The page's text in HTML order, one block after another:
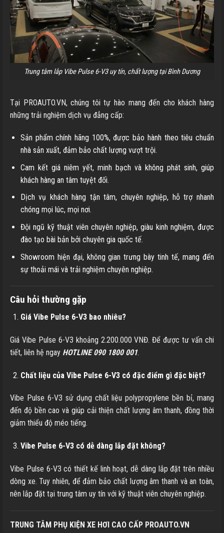
Trung tâm lắp Vibe Pulse 6-V3 uy tín, chất lượng tại Bình Dương
Tại PROAUTO.VN, chúng tôi tự hào mang đến cho khách hàng
những trải nghiệm dịch vụ đẳng cấp:
Sản phẩm chính hãng 100%, được bảo hành theo tiêu chuẩn
nhà sản xuất, đảm bảo chất lượng vượt trội.
Cam kết giá niêm yết, minh bạch và không phát sinh, giúp
khách hàng an tâm tuyệt đối.
Dịch vụ khách hàng tận tâm, chuyên nghiệp, hỗ trợ nhanh
chóng mọi lúc, mọi nơi.
Đội ngũ kỹ thuật viên chuyên nghiệp, giàu kinh nghiệm, được
đào tạo bài bản bởi chuyên gia quốc tế.
Showroom hiện đại, không gian trưng bày tinh tế, mang đến
sự thoải mái và trải nghiệm chuyên nghiệp.
Câu hỏi thường gặp
Giá Vibe Pulse 6-V3 bao nhiêu?
Giá Vibe Pulse 6-V3 khoảng 2.200.000 VNĐ. Để được tư vấn chi
tiết, liên hệ ngay HOTLINE 090 1800 001.
Chất liệu của Vibe Pulse 6-V3 có đặc điểm gì đặc biệt?
Vibe Pulse 6-V3 sử dụng chất liệu polypropylene bền bỉ, mang
đến độ bền cao và giúp cải thiện chất lượng âm thanh, đồng thời
giảm thiểu độ méo tiếng.
Vibe Pulse 6-V3 có dễ dàng lắp đặt không?
Vibe Pulse 6-V3 có thiết kế linh hoạt, dễ dàng lắp đặt trên nhiều
dòng xe. Tuy nhiên, để đảm bảo chất lượng âm thanh và an toàn,
nên lắp đặt tại trung tâm uy tín với kỹ thuật viên chuyên nghiệp.
TRUNG TÂM PHỤ KIỆN XE HƠI CAO CẤP PROAUTO.VN